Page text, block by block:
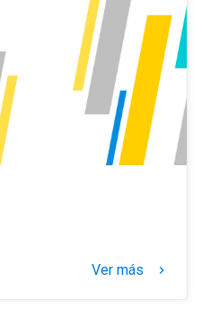
Ver más keyboard_arrow_right